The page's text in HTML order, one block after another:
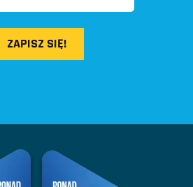
ZAPISZ SIĘ!